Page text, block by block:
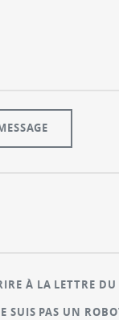
À LA LETTRE DU
SUIS PAS UN